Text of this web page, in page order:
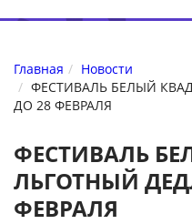
Главная
Новости
ФЕСТИВАЛЬ БЕЛЫЙ
ДО 28 ФЕВРАЛЯ
ФЕСТИВАЛЬ
ЛЬГОТНЫЙ
ФЕВРАЛЯ